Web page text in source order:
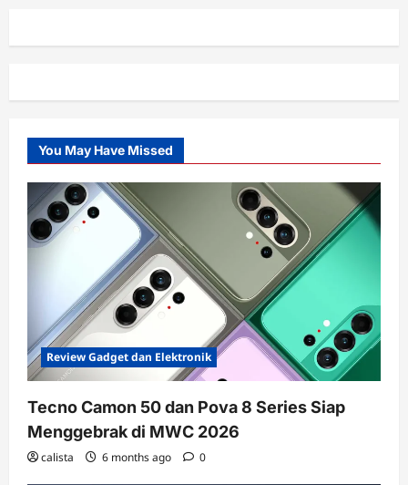
You May Have Missed
Review Gadget dan Elektronik
Tecno Camon 50 dan Pova 8 Series Siap
Menggebrak di MWC 2026
calista 6 months ago 0